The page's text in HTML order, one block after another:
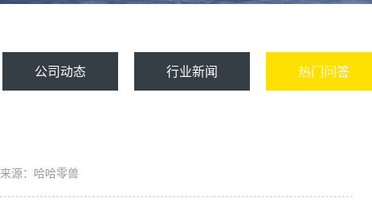
公司动态 行业新闻 热门问答
来源：哈哈零兽